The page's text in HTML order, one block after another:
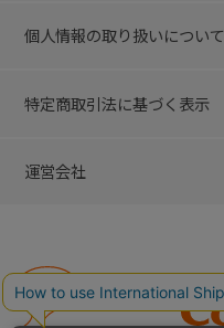
個人情報の取り扱いについて
特定商取引法に基づく表示
運営会社